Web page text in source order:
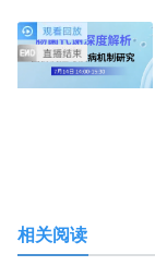
相关阅读